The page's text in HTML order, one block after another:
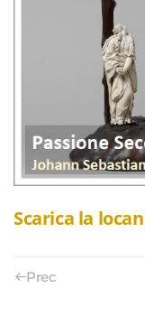
Scarica la
Prec